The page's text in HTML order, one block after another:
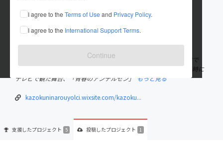
I agree to the Terms of Use and Privacy Policy.
I agree to the International Support Terms.
Continue
これまでに5回支援して1件のプロジェクトを投稿しています
在住国：日本 現在地：未設定
出身国：日本 出身地：未設定
約45年間で4000人以上の恋愛相談を受けていた占い師！ 野田伸文で
す。 お芝居が中心の人生を歩んできました。 13歳初舞台。10歳の時に
テレビで観た舞台、「青春のアンデルセン」
もっと見る
kazokuninarouyolci.wixsite.com/kazoku...
支援したプロジェクト 5 投稿したプロジェクト 1